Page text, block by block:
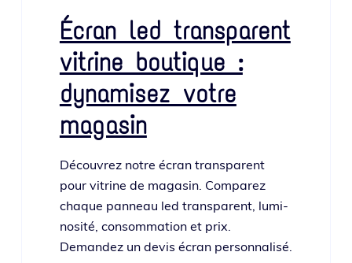
Écran led transparent
vitrine boutique :
dynamisez votre
magasin
Découvrez notre écran trans­pa­rent
pour vitrine de maga­sin. Comparez
chaque pan­neau led trans­pa­rent, lumi­
no­si­té, consom­ma­tion et prix.
Demandez un devis écran personnalisé.